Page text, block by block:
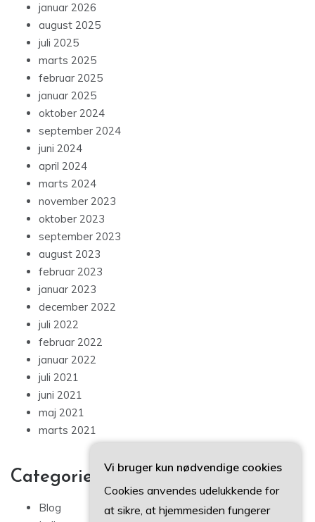
januar 2026
august 2025
juli 2025
marts 2025
februar 2025
januar 2025
oktober 2024
september 2024
juni 2024
april 2024
marts 2024
november 2023
oktober 2023
september 2023
august 2023
februar 2023
januar 2023
december 2022
juli 2022
februar 2022
januar 2022
juli 2021
juni 2021
maj 2021
marts 2021
Categories
Blog
Vi bruger kun nødvendige cookies
Cookies anvendes udelukkende for
at sikre, at hjemmesiden fungerer